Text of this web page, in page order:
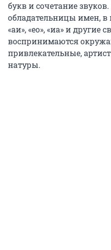
букв и сочетание звуков.
обладательницы имен, в
«аи», «ео», «иа» и другие
воспринимаются
привлекательные,
натуры.